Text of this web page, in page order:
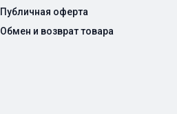
Публичная оферта
Обмен и возврат товара